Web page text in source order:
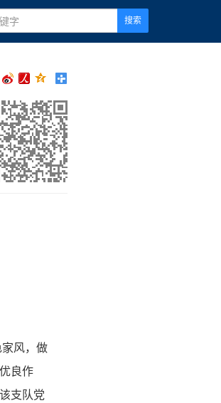
搜索
风，做
良作
支队党